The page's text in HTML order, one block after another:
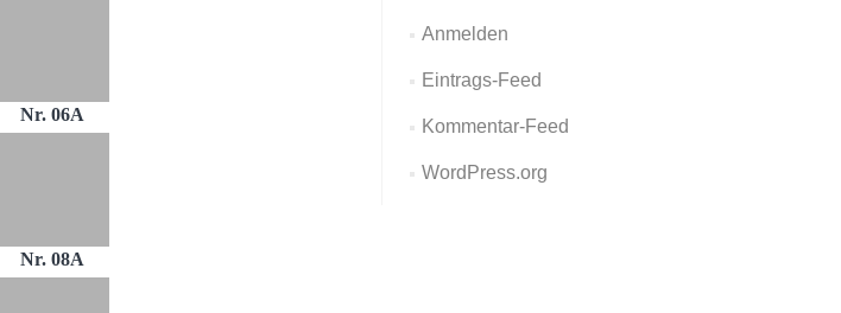
Nr. 06A
Nr. 08A
Anmelden
Eintrags-Feed
Kommentar-Feed
WordPress.org